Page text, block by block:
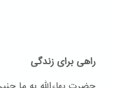
راهی برای زندگی